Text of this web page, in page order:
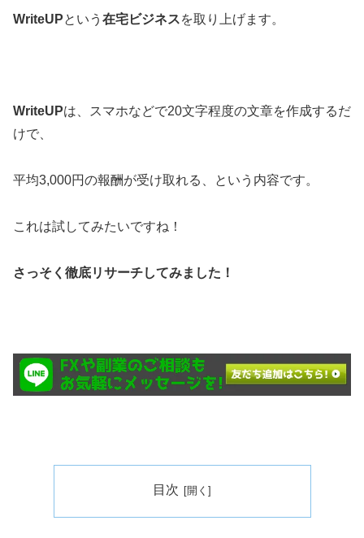
WriteUPという 在宅ビジネスを取り上げます。
WriteUPは、スマホなどで20文字程度の文章を作成するだ
けで、
平均3,000円の報酬が受け取れる、という内容です。
これは試してみたいですね！
さっそく徹底リサーチしてみました！
目次